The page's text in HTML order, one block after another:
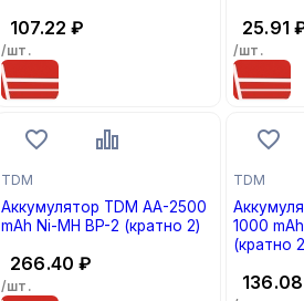
107.22 ₽
/шт.
25.91
/шт.
TDM
Аккумулятор TDM AA-2500
mAh Ni-MH BP-2 (кратно 2)
266.40 ₽
/шт.
TDM
1000
(кратно
136.08